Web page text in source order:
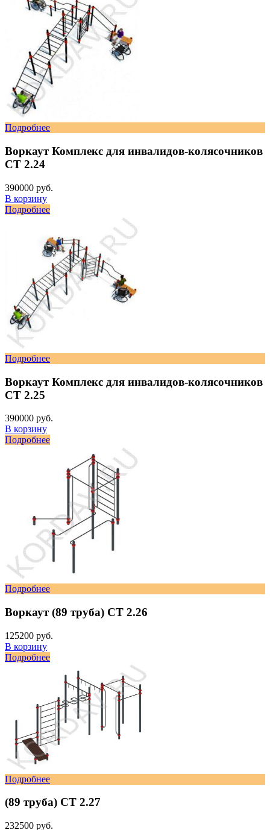
Подробнее
Воркаут Комплекс для инвалидов-колясочников
СТ 2.24
390000 руб.
В корзину
Подробнее
Подробнее
Воркаут Комплекс для инвалидов-колясочников
СТ 2.25
390000 руб.
В корзину
Подробнее
Подробнее
Воркаут (89 труба) СТ 2.26
125200 руб.
В корзину
Подробнее
Подробнее
(89 труба) СТ 2.27
232500 руб.